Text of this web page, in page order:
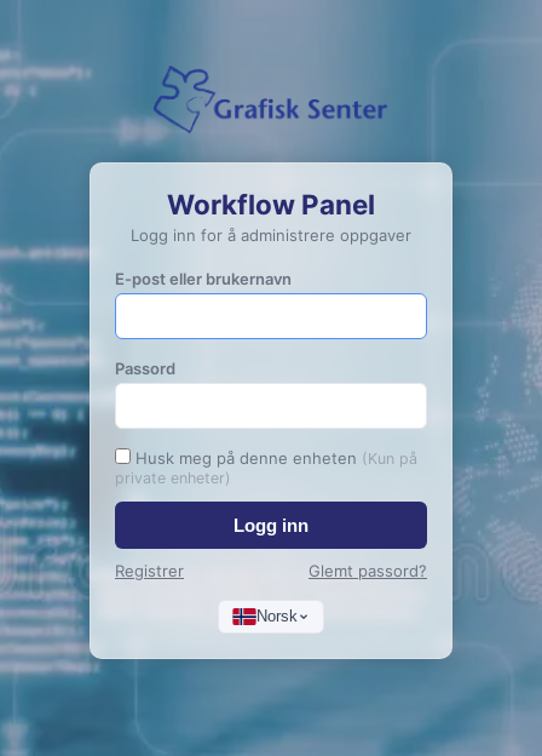
Workflow Panel
Logg inn for å administrere oppgaver
E-post eller brukernavn
Passord
Husk meg på denne enheten (Kun på
private enheter)
Logg inn
Registrer Glemt passord?
Norsk